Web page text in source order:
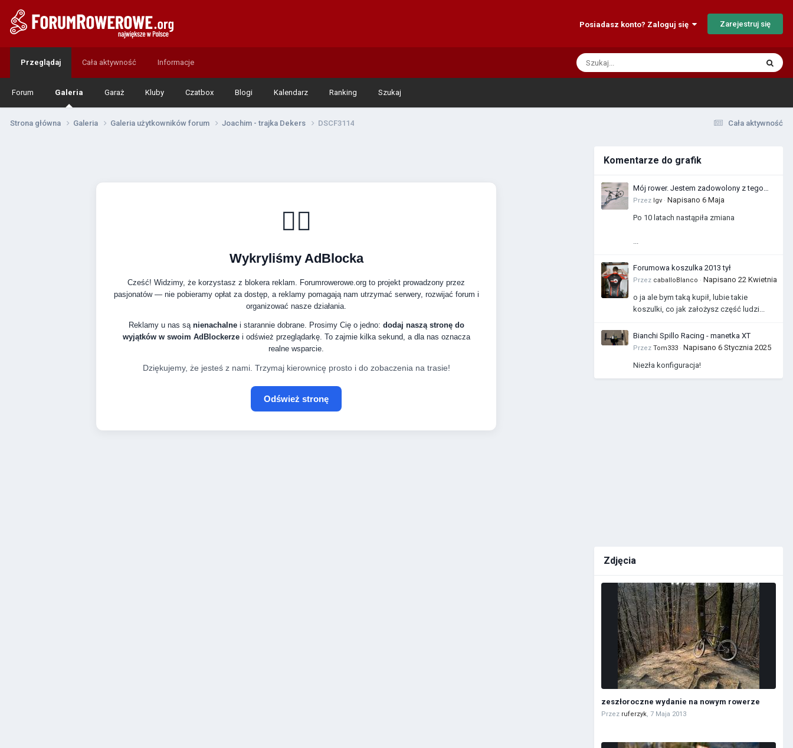
Posiadasz konto? Zaloguj się Zarejestruj się
Przeglądaj
Forum Galeria Garaż Kluby Czatbox Blogi Kalendarz Ranking Szukaj
Cała aktywność Informacje
Cała aktywność
Strona główna Galeria Galeria użytkowników forum Joachim - trajka Dekers DSCF3114
🚴‍♂️
Wykryliśmy AdBlocka
Cześć! Widzimy, że korzystasz z blokera reklam. Forumrowerowe.org to projekt prowadzony przez
pasjonatów — nie pobieramy opłat za dostęp, a reklamy pomagają nam utrzymać serwery, rozwijać forum i
organizować nasze działania.
Reklamy u nas są nienachalnei starannie dobrane. Prosimy Cię o jedno: dodaj naszą stronę do
wyjątków w swoim AdBlockerzei odśwież przeglądarkę. To zajmie kilka sekund, a dla nas oznacza
realne wsparcie.
Dziękujemy, że jesteś z nami. Trzymaj kierownicę prosto i do zobaczenia na trasie!
Odśwież stronę
Komentarze do grafik
Mój rower. Jestem zadowolony z tego
zakupu
Przez Igv · Napisano 6 Maja
Po 10 latach nastąpiła zmiana
Forumowa koszulka 2013 tył
Przez caballoBlanco · Napisano 22 Kwietnia
o ja ale bym taką kupił, lubie takie
koszulki, co jak założysz część ludzi...
Bianchi Spillo Racing - manetka XT
Przez Tom333 · Napisano 6 Stycznia 2025
Niezła konfiguracja!
Zdjęcia
zeszłoroczne wydanie na nowym rowerze
Przez ruferzyk, 7 Maja 2013